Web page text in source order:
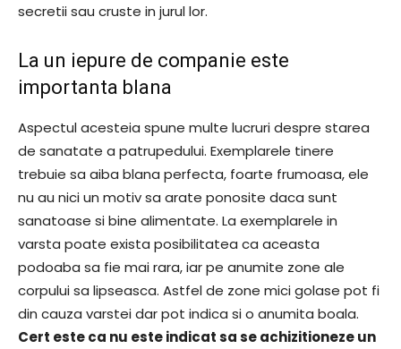
secretii sau cruste in jurul lor.
La un iepure de companie este
importanta blana
Aspectul acesteia spune multe lucruri despre starea
de sanatate a patrupedului. Exemplarele tinere
trebuie sa aiba blana perfecta, foarte frumoasa, ele
nu au nici un motiv sa arate ponosite daca sunt
sanatoase si bine alimentate. La exemplarele in
varsta poate exista posibilitatea ca aceasta
podoaba sa fie mai rara, iar pe anumite zone ale
corpului sa lipseasca. Astfel de zone mici golase pot fi
din cauza varstei dar pot indica si o anumita boala.
Cert este ca nu este indicat sa se achizitioneze un